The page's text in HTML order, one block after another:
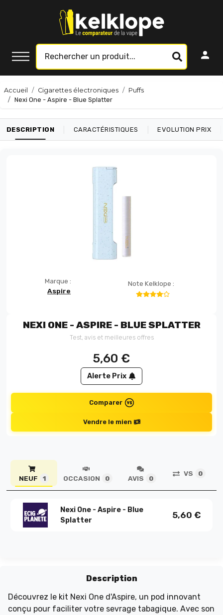
Accueil Cigarettes électroniques
Puffs
Nexi One - Aspire - Blue Splatter
DESCRIPTION CARACTÉRISTIQUES EVOLUTION PRIX
Marque :
Aspire
Note Kelklope :
NEXI ONE - ASPIRE - BLUE SPLATTER
Test, avis et meilleures offres
5,60 €
Alerte Prix
Comparer
Vendre le mien
NEUF 1 OCCASION 0 AVIS 0
VS 0
Nexi One - Aspire - Blue
Splatter
5,60 €
Description
Découvrez le kit Nexi One d'Aspire, un pod innovant
conçu pour faciliter votre sevrage tabagique. Avec son